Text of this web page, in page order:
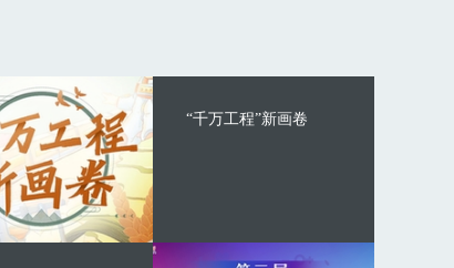
“千万工程”新画卷